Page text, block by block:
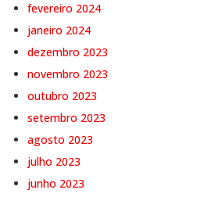
fevereiro 2024
janeiro 2024
dezembro 2023
novembro 2023
outubro 2023
setembro 2023
agosto 2023
julho 2023
junho 2023